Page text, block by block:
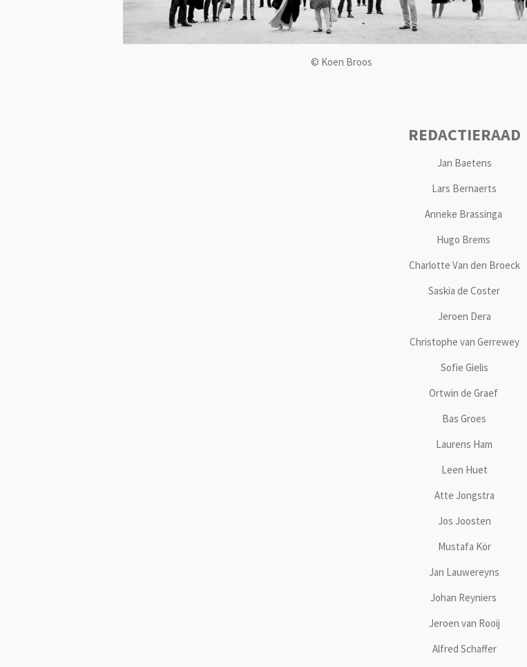
© Koen Broos
REDACTIERAAD
Jan Baetens
Lars Bernaerts
Anneke Brassinga
Hugo Brems
Charlotte Van den Broeck
Saskia de Coster
Jeroen Dera
Christophe van Gerrewey
Sofie Gielis
Ortwin de Graef
Bas Groes
Laurens Ham
Leen Huet
Atte Jongstra
Jos Joosten
Mustafa Kör
Jan Lauwereyns
Johan Reyniers
Jeroen van Rooij
Alfred Schaffer